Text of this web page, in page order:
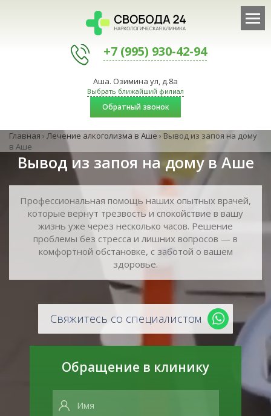
+7 (995) 930-42-94
Аша. Озимина ул, д.8а
Выбрать ближайший филиал
Обратный звонок
Главная › Лечение алкоголизма в Аше › Вывод из запоя на дому
в Аше
Вывод из запоя на дому в Аше
Профессиональная помощь наших опытных врачей,
которые вернут трезвость и спокойствие в вашу
жизнь уже через несколько часов. Решение
проблемы без стресса и лишних вопросов — в
комфортной обстановке, с заботой о вашем
здоровье.
Свяжитесь со специалистом
Обращение в клинику